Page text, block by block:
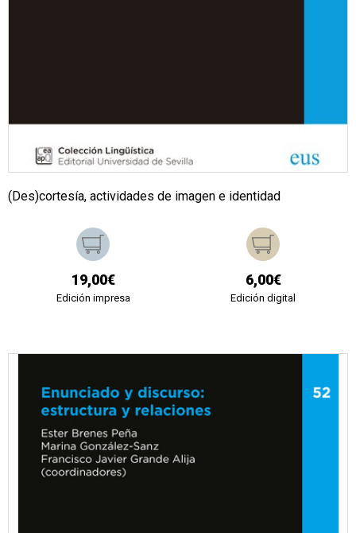
(Des)cortesía, actividades de imagen e identidad
19,00€
Edición impresa
6,00€
Edición digital